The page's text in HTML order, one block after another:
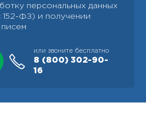
персональных данных
152-ФЗ) и получении
или звоните бесплатно
8 (800) 302-90-
16